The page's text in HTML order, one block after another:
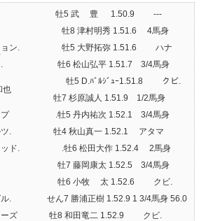
ッキー 牡5 武 豊 1.50.9 ---
チー 牡8 津村明秀 1.51.6 4馬身
ーション. 牡5 大野拓弥 1.51.6 ハナ
イカ. 牡6 松山弘平 1.51.7 3/4馬身
牡5 D.ﾊﾞﾙｼﾞｭｰ1.51.8 クビ.
也
ロー 牡7 杉原誠人 1.51.9 1/2馬身
ップ .牡5 丹内祐次 1.52.1 3/4馬身
ルツ. 牡4 秋山真一 1.52.1 アタマ
ラッド. .牡6 松田大作 1.52.4 2馬身
ア 牡7 藤岡康太 1.52.5 3/4馬身
クター 牡6 小牧 太 1.52.6 クビ.
グル. せん7 勝浦正樹 1.52.9 1 3/4馬身 56.0
ワーズ 牡8 和田竜二 1.52.9 クビ.